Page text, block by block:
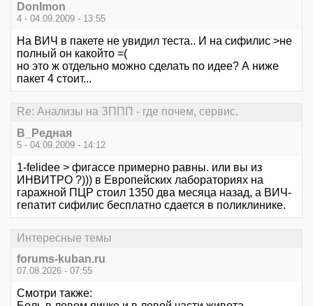
DonImon
4 - 04.09.2009 - 13:55
На ВИЧ в пакете не увидил теста.. И на сифилис >не
полный он какойто =(
но это ж отдельно можно сделать по идее? А ниже
пакет 4 стоит...
Re: Анализы на ЗППП - где почем, сервис.
В_Редная
5 - 04.09.2009 - 14:12
1-felidee > фигассе примерно равны. или вы из
ИНВИТРО ?))) в Европейских лабораториях на
гаражной ПЦР стоил 1350 два месяца назад, а ВИЧ-
гепатит сифилис бесплатно сдается в поликлинике.
Интересные темы
forums-kuban.ru
07.08.2026 - 07:55
Смотри также: